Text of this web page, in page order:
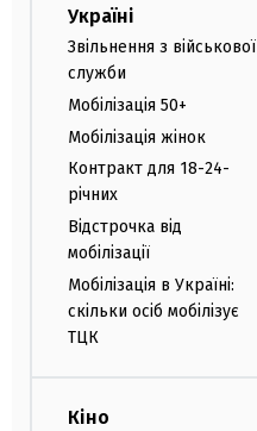
Україні
Звільнення з військової
служби
Мобілізація 50+
Мобілізація жінок
Контракт для 18-24-
річних
Відстрочка від
мобілізації
Мобілізація в Україні:
скільки осіб мобілізує
ТЦК
Кіно